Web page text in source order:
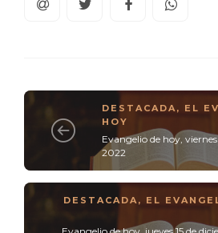
DESTACADA , EL
HOY
Evangelio de hoy,
2022
DESTACADA , EL